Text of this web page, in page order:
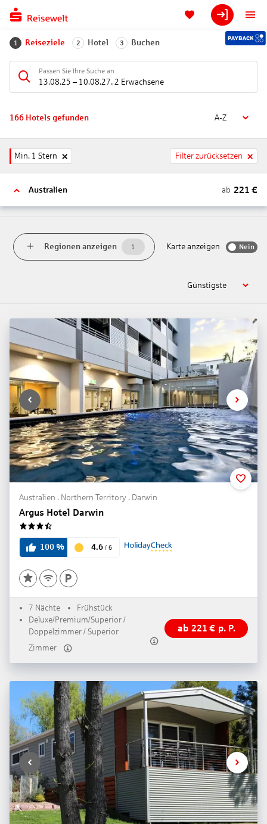
1 Reiseziele 2 Hotel 3 Buchen
Passen Sie Ihre Suche an
13.08.25 – 10.08.27, 2 Erwachsene
166 Hotels gefunden A-Z
Min. 1 Stern Filter zurücksetzen
Australien ab 221 €
1
Regionen anzeigen Karte anzeigen Nein
Günstigste
Australien . Northern Territory . Darwin
Argus Hotel Darwin
100% 4.6 / 6
7 Nächte
Frühstück
Deluxe/Premium/Superior /
Doppelzimmer / Superior
Zimmer
ab 221 € p. P.